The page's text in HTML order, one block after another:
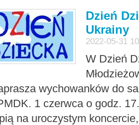
Dzień
Ukrainy
2022-05-31
W Dzień
wychowanków do
1 czerwca o godz.
na uroczystym